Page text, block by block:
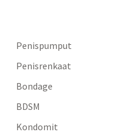
Penispumput
Penisrenkaat
Bondage
BDSM
Kondomit